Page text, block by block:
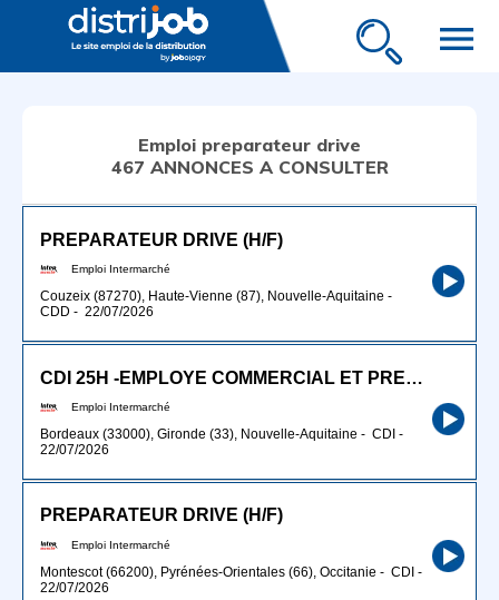
menu
Emploi preparateur drive
467 ANNONCES A CONSULTER
PREPARATEUR DRIVE (H/F)
Emploi Intermarché
Couzeix (87270), Haute-Vienne (87), Nouvelle-Aquitaine -
CDD - 22/07/2026
CDI 25H -EMPLOYE COMMERCIAL ET PREPARATEUR DRIVE (H/F)
Emploi Intermarché
Bordeaux (33000), Gironde (33), Nouvelle-Aquitaine - CDI -
22/07/2026
PREPARATEUR DRIVE (H/F)
Emploi Intermarché
Montescot (66200), Pyrénées-Orientales (66), Occitanie - CDI -
22/07/2026